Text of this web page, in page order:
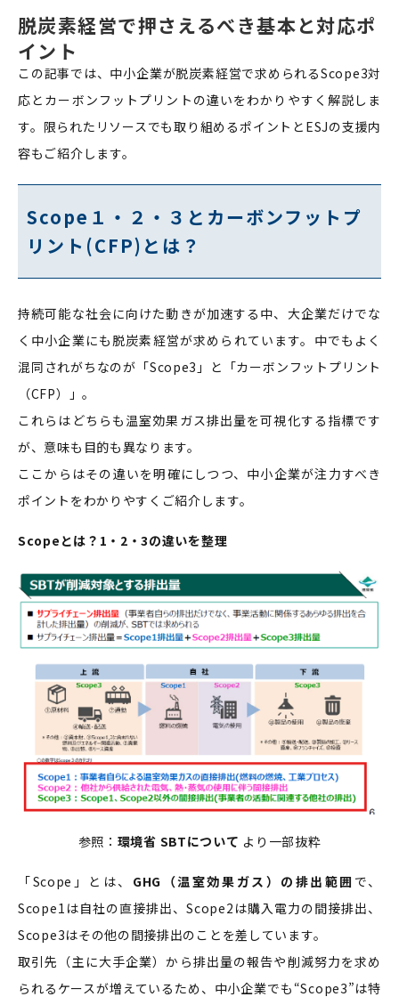
脱炭素経営で押さえるべき基本と対応ポ
イント
この記事では、中小企業が脱炭素経営で求められるScope3対
応とカーボンフットプリントの違いをわかりやすく解説しま
す。限られたリソースでも取り組めるポイントとESJの支援内
容もご紹介します。
Scope１・２・３とカーボンフットプ
リント(CFP)とは？
持続可能な社会に向けた動きが加速する中、大企業だけでな
く中小企業にも脱炭素経営が求められています。中でもよく
混同されがちなのが「Scope3」と「カーボンフットプリント
（CFP）」。
これらはどちらも温室効果ガス排出量を可視化する指標です
が、意味も目的も異なります。
ここからはその違いを明確にしつつ、中小企業が注力すべき
ポイントをわかりやすくご紹介します。
Scopeとは？1・2・3の違いを整理
参照： 環境省 SBTについて より一部抜粋
「Scope」とは、 GHG（温室効果ガス）の排出範囲 で、
Scope1は自社の直接排出、Scope2は購入電力の間接排出、
Scope3はその他の間接排出のことを差しています。
取引先（主に大手企業）から排出量の報告や削減努力を求め
られるケースが増えているため、中小企業でも“Scope3”は特